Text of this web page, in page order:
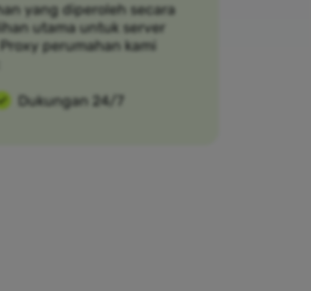
yang diperoleh secara
utama untuk server
perumahan kami
Dukungan 24/7